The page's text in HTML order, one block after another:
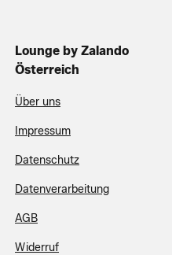
Lounge by Zalando
Österreich
Über uns
Impressum
Datenschutz
Datenverarbeitung
AGB
Widerruf